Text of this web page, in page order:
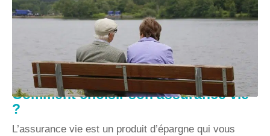
Comment choisir son assurance vie
?
L’assurance vie est un produit d’épargne qui vous